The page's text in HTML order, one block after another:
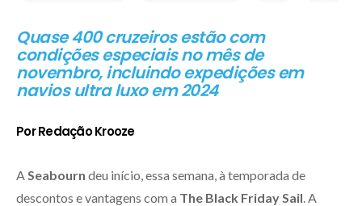
Quase 400 cruzeiros estão com
condições especiais no mês de
novembro, incluindo expedições em
navios ultra luxo em 2024
Por Redação Krooze
A Seabourn deu início, essa semana, à temporada de
descontos e vantagens com a The Black Friday Sail . A